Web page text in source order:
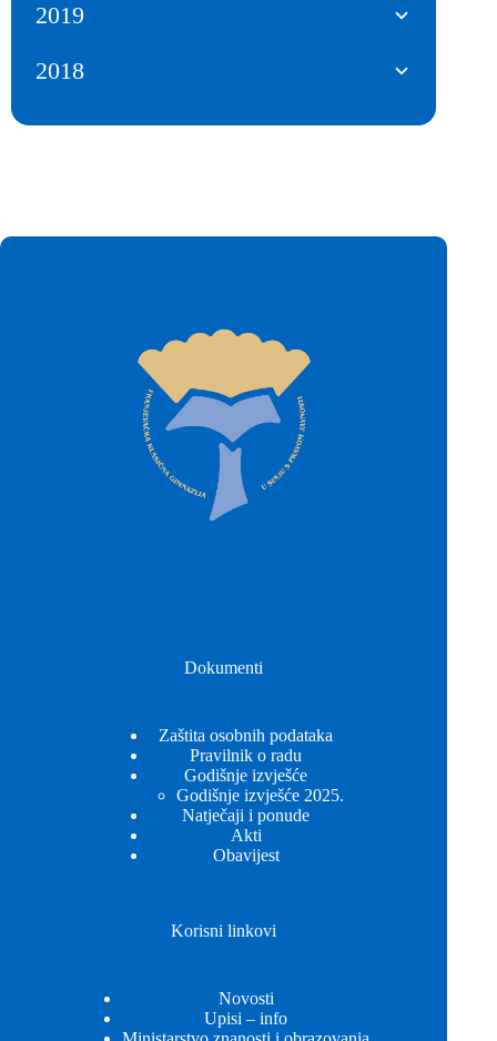
2019
2018
Dokumenti
Zaštita osobnih podataka
Pravilnik o radu
Godišnje izvješće
Godišnje izvješće 2025.
Natječaji i ponude
Akti
Obavijest
Korisni linkovi
Novosti
Upisi – info